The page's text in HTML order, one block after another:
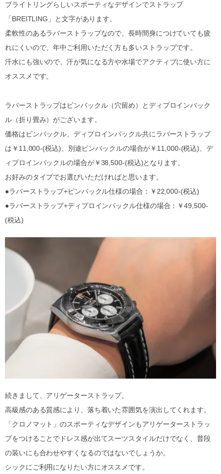
ブライトリングらしいスポーティなデザインでストラップ
「BREITLING」と文字があります。
柔軟性のあるラバーストラップなので、長時間身につけていても疲
れにくいので、年中ご利用いただく方も多いストラップです。
汗水にも強いので、汗が気になる方や水場でアクティブに使い方に
オススメです。
ラバーストラップはピンバックル（穴留め）とディプロインバック
ル（折り畳み）がございます。
価格はピンバックル、ディプロインバックル共にラバーストラップ
は￥11,000-(税込)、別途ピンバックルの場合が￥11,000-(税込)、デ
ィプロインバックルの場合が￥38,500-(税込)となります。
お好みのタイプでお選びいただければと思います。
●ラバーストラップ+ピンバックル仕様の場合：￥22,000-(税込)
●ラバーストラップ+ディプロインバックル仕様の場合：￥49,500-
(税込)
続きまして、アリゲーターストラップ。
高級感のある質感により、落ち着いた雰囲気を演出してくれます。
「クロノマット」のスポーティなデザインもアリゲーターストラッ
プをつけることでドレス感が出てスーツスタイルだけでなく、普段
の装いにも合わせやすくなるのではないでしょうか。
シックにご利用になりたい方にオススメです。